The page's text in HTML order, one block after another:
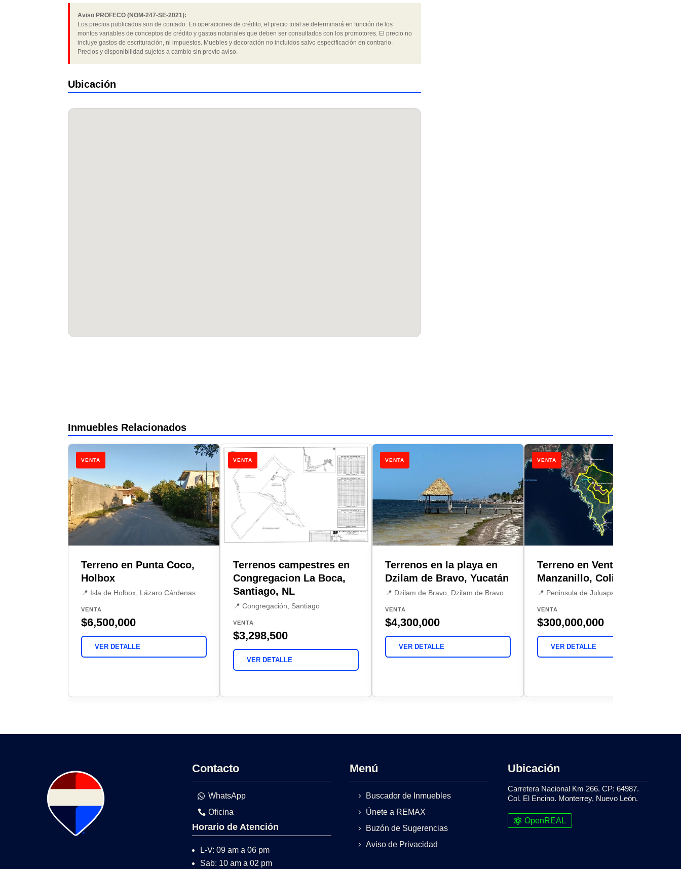
Aviso PROFECO (NOM-247-SE-2021):
Los precios publicados son de contado. En operaciones de crédito, el precio total se determinará en función de los
montos variables de conceptos de crédito y gastos notariales que deben ser consultados con los promotores. El precio no
incluye gastos de escrituración, ni impuestos. Muebles y decoración no incluidos salvo especificación en contrario.
Precios y disponibilidad sujetos a cambio sin previo aviso.
Ubicación
Inmuebles Relacionados
VENTA
Terreno en Punta Coco,
Holbox
📍 Isla de Holbox, Lázaro Cárdenas
VENTA
$6,500,000
VER DETALLE
VENTA
Terrenos campestres en
Congregacion La Boca,
Santiago, NL
📍 Congregación, Santiago
VENTA
$3,298,500
VER DETALLE
VENTA
Terrenos en la playa en
Dzilam de Bravo, Yucatán
📍 Dzilam de Bravo, Dzilam de Bravo
VENTA
$4,300,000
VER DETALLE
VENTA
Terreno en Venta en
Manzanillo, Colima
📍 Peninsula de Juluapan, Manzanillo
VENTA
$300,000,000
VER DETALLE
Contacto
WhatsApp
Oficina
Horario de Atención
L-V: 09 am a 06 pm
Sab: 10 am a 02 pm
Menú
Buscador de Inmuebles
Únete a REMAX
Buzón de Sugerencias
Aviso de Privacidad
Ubicación
Carretera Nacional Km 266. CP: 64987.
Col. El Encino. Monterrey, Nuevo León.
OpenREAL